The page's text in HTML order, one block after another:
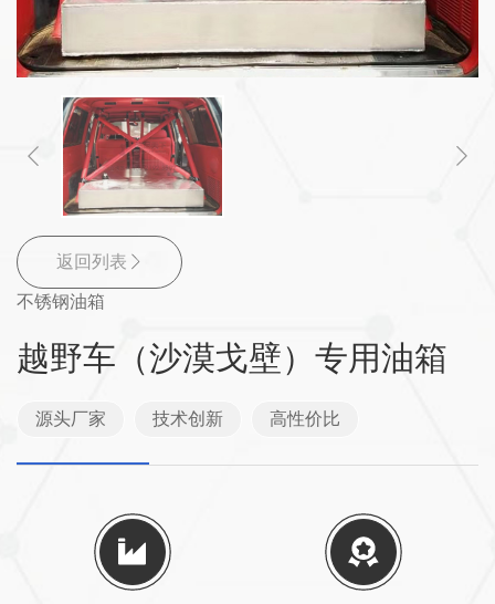
返回列表
不锈钢油箱
越野车（沙漠戈壁）专用油箱
源头厂家 技术创新 高性价比